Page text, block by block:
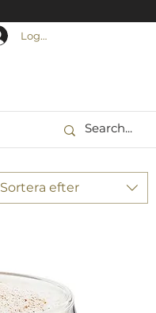
Sortera efter
Logga in